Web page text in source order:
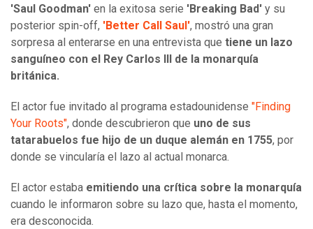
'Saul Goodman' en la exitosa serie 'Breaking Bad' y su
posterior spin-off, 'Better Call Saul', mostró una gran
sorpresa al enterarse en una entrevista que tiene un lazo
sanguíneo con el Rey Carlos III de la monarquía
británica.
El actor fue invitado al programa estadounidense "Finding
Your Roots", donde descubrieron que uno de sus
tatarabuelos fue hijo de un duque alemán en 1755, por
donde se vincularía el lazo al actual monarca.
El actor estaba emitiendo una crítica sobre la monarquía
cuando le informaron sobre su lazo que, hasta el momento,
era desconocida.